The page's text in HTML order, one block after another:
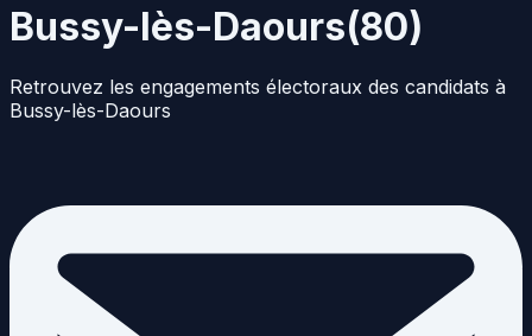
Bussy-lès-Daours(80)
Retrouvez les engagements électoraux des candidats à
Bussy-lès-Daours